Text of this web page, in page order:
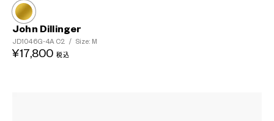
John Dillinger
JD1046G-4A C2 / Size: M
¥17,800 税込